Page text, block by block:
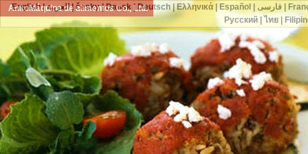
AnkoMáquina de alimentos Co., Ltd.
English|العربية| česky|Dansk| Deutsch|Ελληνικά|Español فارسی|
Русский| ไทย|